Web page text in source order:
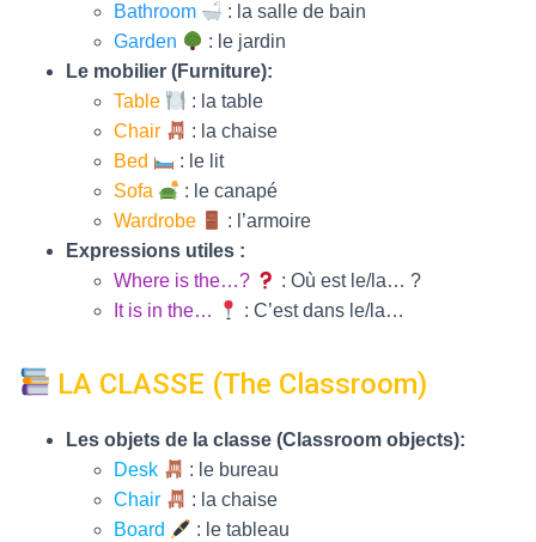
Bathroom
: la salle de bain
Garden
: le jardin
Le mobilier (Furniture):
Table
: la table
Chair
: la chaise
Bed
: le lit
Sofa
: le canapé
Wardrobe
: l’armoire
Expressions utiles :
Where is the…?
: Où est le/la… ?
It is in the…
: C’est dans le/la…
LA CLASSE (The Classroom)
Les objets de la classe (Classroom objects):
Desk
: le bureau
Chair
: la chaise
Board
: le tableau